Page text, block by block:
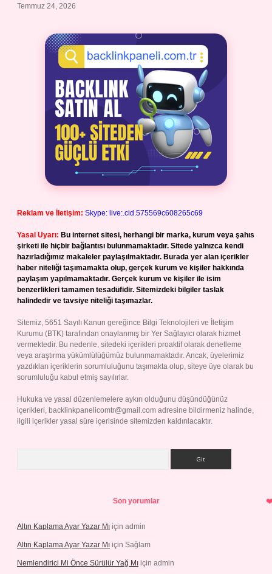
Temmuz 24, 2026
Reklam ve İletişim: Skype: live:.cid.575569c608265c69
Yasal Uyarı: Bu internet sitesi, herhangi bir marka, kurum veya şahıs
şirketi ile hiçbir bağlantısı bulunmamaktadır. Sitede yalnızca kendi
hazırladığımız makaleler paylaşılmaktadır. Burada yer alan içerikler
haber niteliği taşımamakta olup, gerçek kurum ve kişiler hakkında
paylaşım yapılmamaktadır. Gerçek kurum ve kişiler ile isim
benzerlikleri tamamen tesadüfidir. Sitemizdeki bilgiler taslak
halindedir ve tavsiye niteliği taşımazlar.
Sitemiz, 5651 Sayılı Kanun gereğince Bilgi Teknolojileri ve İletişim
Kurumu (BTK) tarafından onaylanmış bir Yer Sağlayıcı olarak hizmet
vermektedir. Bu nedenle, sitedeki içerikleri proaktif olarak denetleme
veya araştırma yükümlülüğümüz bulunmamaktadır. Ancak, üyelerimiz
yazdıkları içeriklerin sorumluluğunu taşımakta olup, siteye üye olarak bu
sorumluluğu kabul etmiş sayılırlar.
Hukuka ve yasal düzenlemelere aykırı olduğunu düşündüğünüz
içerikleri, backlinkpanelicomtr@gmail.com adresine bildirmeniz halinde,
ilgili içerikler yasal süre içerisinde sitemizden kaldırılacaktır.
Son yorumlar
Altın Kaplama Ayar Yazar Mı için admin
Altın Kaplama Ayar Yazar Mı için Sağlam
Nemlendirici Mi Önce Sürülür Yağ Mı için admin